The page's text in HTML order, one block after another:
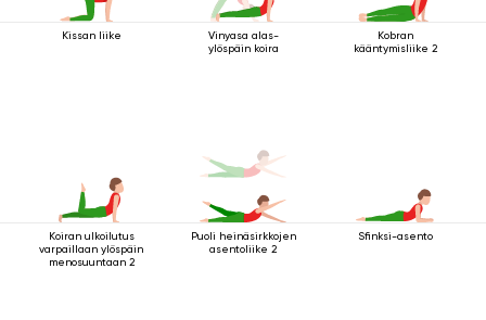
Kissan liike
Vinyasa alas-
ylöspäin koira
Kobran
kääntymisliike 2
Koiran ulkoilutus
varpaillaan ylöspäin
menosuuntaan 2
Puoli heinäsirkkojen
asentoliike 2
Sfinksi-asento